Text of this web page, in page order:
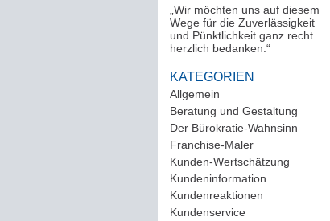
„Wir möchten uns auf diesem
Wege für die Zuverlässigkeit
und Pünktlichkeit ganz recht
herzlich bedanken.“
KATEGORIEN
Allgemein
Beratung und Gestaltung
Der Bürokratie-Wahnsinn
Franchise-Maler(42)
Kunden-Wertschätzung
Kundeninformation
Kundenreaktionen
Kundenservice(178)